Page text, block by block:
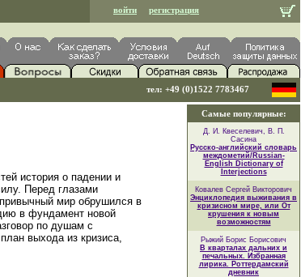
войти регистрация
тел: +49 (0)1522 7783467
история о падении и
Перед глазами
мир обрушился в
в фундамент новой
по душам с
выхода из кризиса,
Самые популярные:
Д. И. Квеселевич, В. П.
Сасина
Русско-английский словарь
междометий/Russian-
English Dictionary of
Interjections
Ковалев Сергей Викторович
Энциклопедия выживания в
кризисном мире, или От
крушения к новым
возможностям
Рыжий Борис Борисович
В кварталах дальних и
печальных. Избранная
лирика. Роттердамский
дневник